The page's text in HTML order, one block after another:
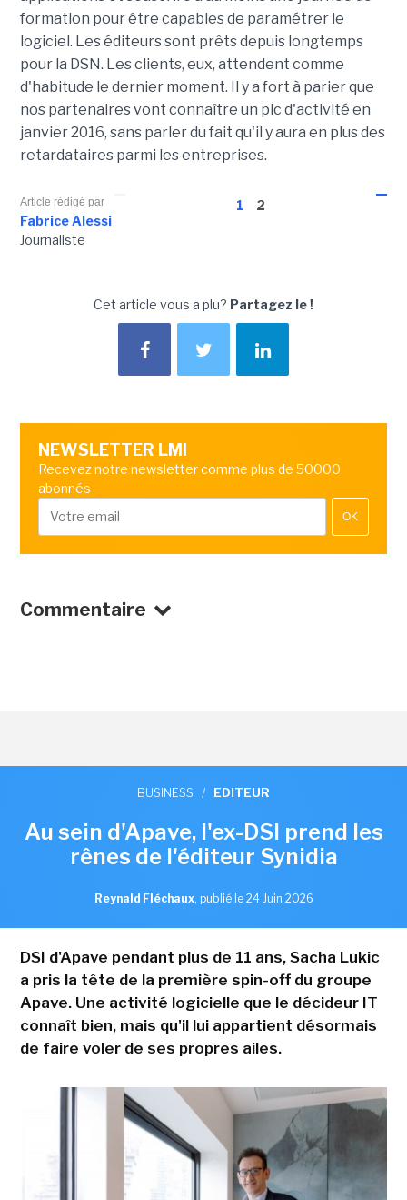
formation pour être capables de paramétrer le
logiciel. Les éditeurs sont prêts depuis longtemps
pour la DSN. Les clients, eux, attendent comme
d'habitude le dernier moment. Il y a fort à parier que
nos partenaires vont connaître un pic d'activité en
janvier 2016, sans parler du fait qu'il y aura en plus des
retardataires parmi les entreprises.
1 2
Article rédigé par
Fabrice Alessi
Journaliste
Cet article vous a plu? Partagez le !
NEWSLETTER LMI
Recevez notre newsletter comme plus de 50000
abonnés
OK
Commentaire
BUSINESS / EDITEUR
Au sein d'Apave, l'ex-DSI prend les
rênes de l'éditeur Synidia
Reynald Fléchaux, publié le 24 Juin 2026
DSI d'Apave pendant plus de 11 ans, Sacha Lukic
a pris la tête de la première spin-off du groupe
Apave. Une activité logicielle que le décideur IT
connaît bien, mais qu'il lui appartient désormais
de faire voler de ses propres ailes.